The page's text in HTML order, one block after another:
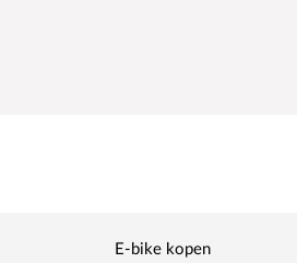
E-bike kopen